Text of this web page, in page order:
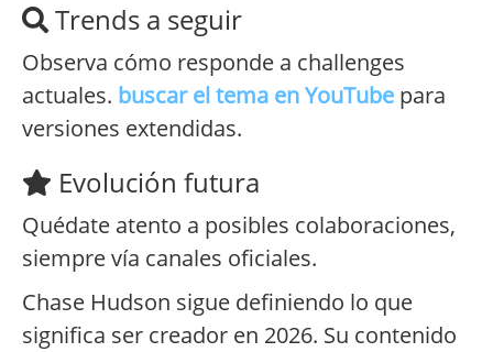
Trends a seguir
Observa cómo responde a challenges
actuales. buscar el tema en YouTube para
versiones extendidas.
Evolución futura
Quédate atento a posibles colaboraciones,
siempre vía canales oficiales.
Chase Hudson sigue definiendo lo que
significa ser creador en 2026. Su contenido